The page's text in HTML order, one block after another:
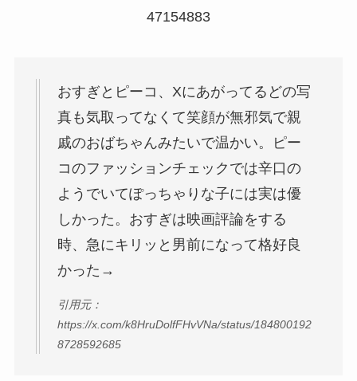
47154883
おすぎとピーコ、Xにあがってるどの写
真も気取ってなくて笑顔が無邪気で親
戚のおばちゃんみたいで温かい。ピー
コのファッションチェックでは辛口の
ようでいてぽっちゃりな子には実は優
しかった。おすぎは映画評論をする
時、急にキリッと男前になって格好良
かった→
引用元：
https://x.com/k8HruDolfFHvVNa/status/184800192
8728592685